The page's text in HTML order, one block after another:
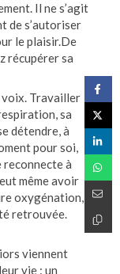
Il ne s’agit
de s’autoriser
le plaisir.De
récupérer sa
voix. Travailler
sa
détendre, à
pour soi,
reconnecte à
même avoir
oxygénation,
retrouvée.
viennent
vie : un